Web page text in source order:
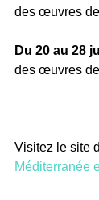
des œuvres
Du 20 au 28
des œuvres
Visitez le site
Méditerranée